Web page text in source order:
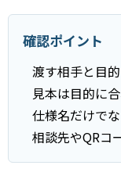
確認ポイント
渡す相手と目
見本は目的に
仕様名だけで
相談先やQRコ